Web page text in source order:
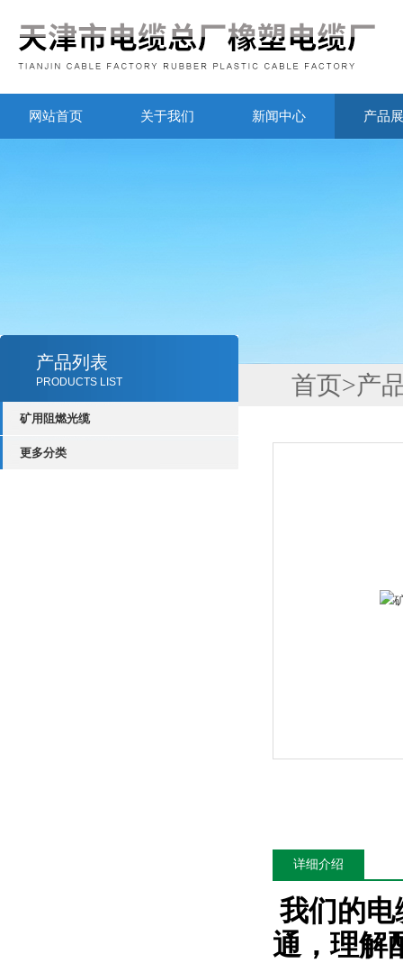
网站首页 关于我们 新闻中心 产品
产品列表
PRODUCTS LIST
矿用阻燃光缆
更多分类
首页>产
详细介绍
我们的
通，理解